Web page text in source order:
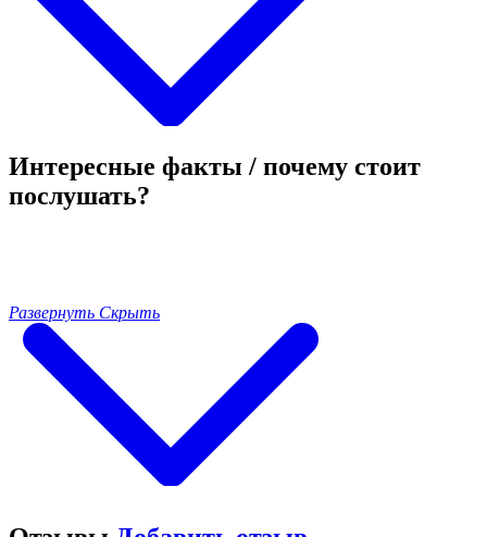
Интересные факты / почему стоит
послушать?
Развернуть Скрыть